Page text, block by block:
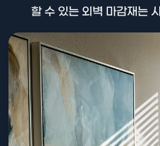
할 수 있는 외벽 마감재는